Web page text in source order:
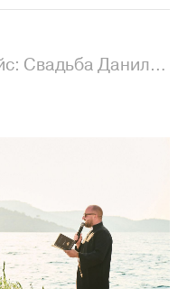
Кейс: Свадьба Данила и Александры в Бодруме